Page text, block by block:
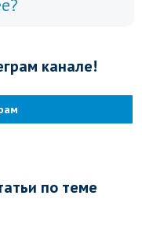
канале!
по теме